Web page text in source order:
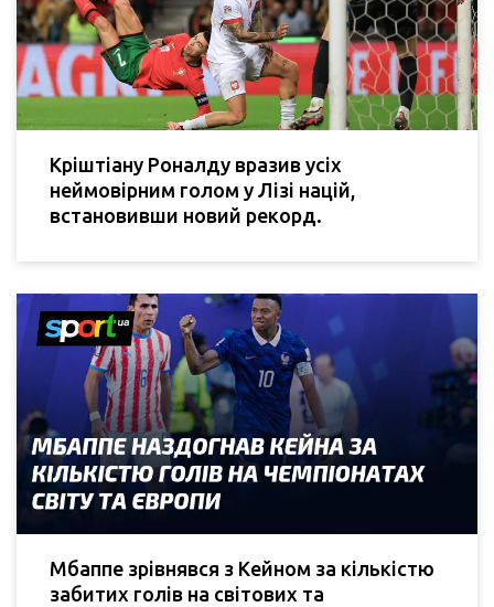
Кріштіану Роналду вразив усіх
неймовірним голом у Лізі націй,
встановивши новий рекорд.
Мбаппе зрівнявся з Кейном за кількістю
забитих голів на світових та